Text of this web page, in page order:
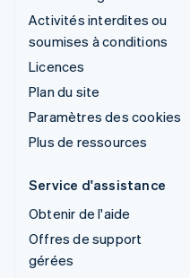
Activités interdites ou
soumises à conditions
Licences
Plan du site
Paramètres des cookies
Plus de ressources
Service d'assistance
Obtenir de l'aide
Offres de support
gérées